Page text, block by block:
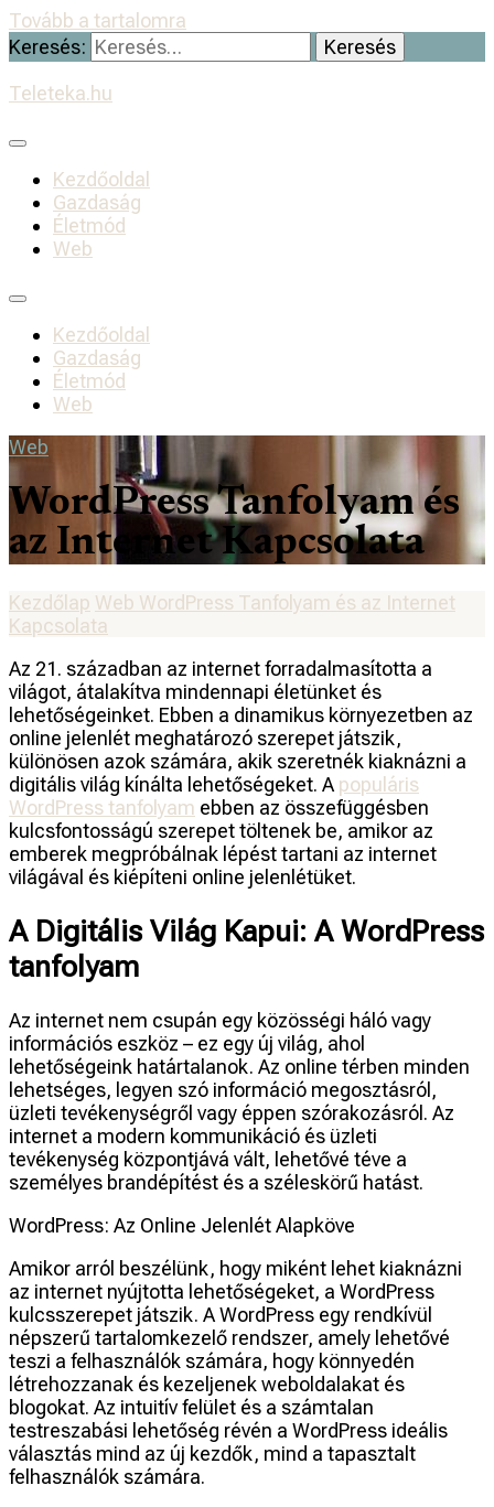
Tovább a tartalomra
Keresés:
Teleteka.hu
Kezdőoldal
Gazdaság
Életmód
Web
Kezdőoldal
Gazdaság
Életmód
Web
Web
WordPress Tanfolyam és
az Internet Kapcsolata
Kezdőlap Web WordPress Tanfolyam és az Internet
Kapcsolata
Az 21. században az internet forradalmasította a
világot, átalakítva mindennapi életünket és
lehetőségeinket. Ebben a dinamikus környezetben az
online jelenlét meghatározó szerepet játszik,
különösen azok számára, akik szeretnék kiaknázni a
digitális világ kínálta lehetőségeket. A populáris
WordPress tanfolyam ebben az összefüggésben
kulcsfontosságú szerepet töltenek be, amikor az
emberek megpróbálnak lépést tartani az internet
világával és kiépíteni online jelenlétüket.
A Digitális Világ Kapui: A WordPress
tanfolyam
Az internet nem csupán egy közösségi háló vagy
információs eszköz – ez egy új világ, ahol
lehetőségeink határtalanok. Az online térben minden
lehetséges, legyen szó információ megosztásról,
üzleti tevékenységről vagy éppen szórakozásról. Az
internet a modern kommunikáció és üzleti
tevékenység központjává vált, lehetővé téve a
személyes brandépítést és a széleskörű hatást.
WordPress: Az Online Jelenlét Alapköve
Amikor arról beszélünk, hogy miként lehet kiaknázni
az internet nyújtotta lehetőségeket, a WordPress
kulcsszerepet játszik. A WordPress egy rendkívül
népszerű tartalomkezelő rendszer, amely lehetővé
teszi a felhasználók számára, hogy könnyedén
létrehozzanak és kezeljenek weboldalakat és
blogokat. Az intuitív felület és a számtalan
testreszabási lehetőség révén a WordPress ideális
választás mind az új kezdők, mind a tapasztalt
felhasználók számára.